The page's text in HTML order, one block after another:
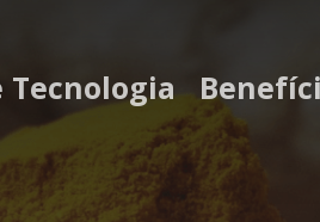
Tecnologia